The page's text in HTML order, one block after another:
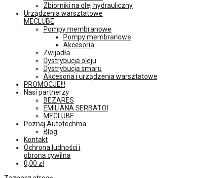
Zbiorniki na olej hydrauliczny
Urządzenia warsztatowe
MECLUBE
Pompy membranowe
Pompy membranowe
Akcesoria
Zwijadła
Dystrybucja oleju
Dystrybucja smaru
Akcesoria i urządzenia warsztatowe
PROMOCJE!!!
Nasi partnerzy
BEZARES
EMILIANA SERBATOI
MECLUBE
Poznaj Autotechma
Blog
Kontakt
Ochrona ludności i
obrona cywilna
0,00 zł